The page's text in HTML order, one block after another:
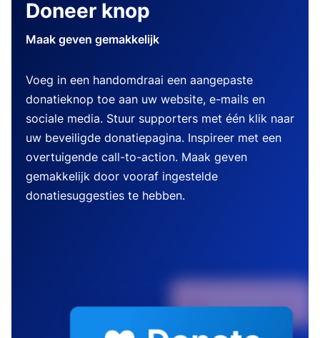
Doneer knop
Maak geven gemakkelijk
Voeg in een handomdraai een aangepaste
donatieknop toe aan uw website, e-mails en
sociale media. Stuur supporters met één klik naar
uw beveiligde donatiepagina. Inspireer met een
overtuigende call-to-action. Maak geven
gemakkelijk door vooraf ingestelde
donatiesuggesties te hebben.